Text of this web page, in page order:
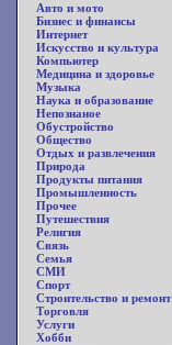
Авто и мото
Бизнес и финансы
Интернет
Искусство и культура
Компьютер
Медицина и здоровье
Музыка
Наука и образование
Непознаное
Обустройство
Общество
Отдых и развлечения
Природа
Продукты питания
Промышленность
Прочее
Путешествия
Религия
Связь
Семья
СМИ
Спорт
Строительство и ремонт
Торговля
Услуги
Хобби